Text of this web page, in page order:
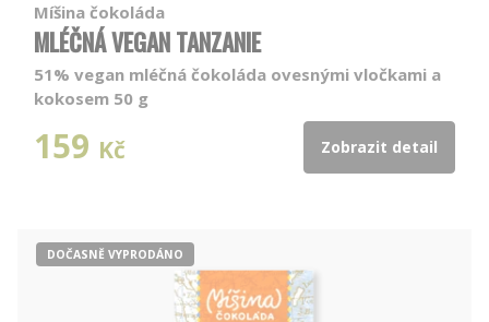
Míšina čokoláda
MLÉČNÁ VEGAN TANZANIE
51% vegan mléčná čokoláda ovesnými vločkami a
kokosem 50 g
159 Kč Zobrazit detail
DOČASNĚ VYPRODÁNO